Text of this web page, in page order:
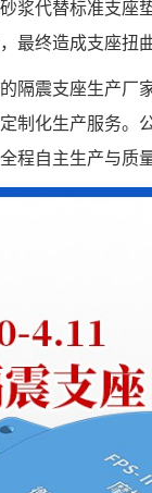
浆代替标准支座
最终造成支座扭
隔震支座生产
制化生产服务。
程自主生产与质